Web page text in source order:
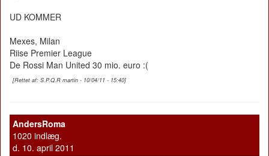
UD KOMMER
Mexes, Milan
Riise Premier League
De Rossi Man United 30 mio. euro :(
[Rettet af: S.P.Q.R martin - 10/04/11 - 15:40]
AndersRoma
1020 indlæg.
d. 10. april 2011